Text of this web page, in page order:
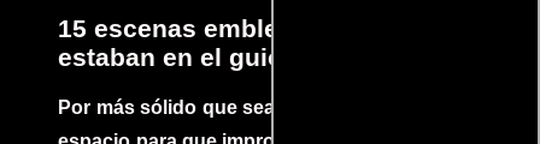
15 escenas emblemáticas que no
estaban en el guion
Por más sólido que sea un guión siempre hay